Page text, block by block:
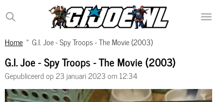
Ga
direct
de
hoofdinhoud
Home » G.I. Joe - Spy Troops - The Movie (2003)
G.I. Joe - Spy Troops - The Movie (2003)
Gepubliceerd op 23 januari 2023 om 12:34